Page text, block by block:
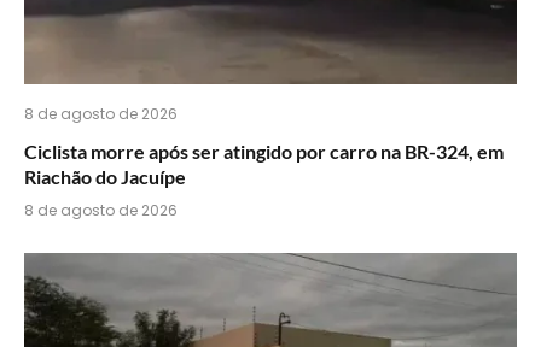
8 de agosto de 2026
Ciclista morre após ser atingido por carro na BR-324, em
Riachão do Jacuípe
8 de agosto de 2026